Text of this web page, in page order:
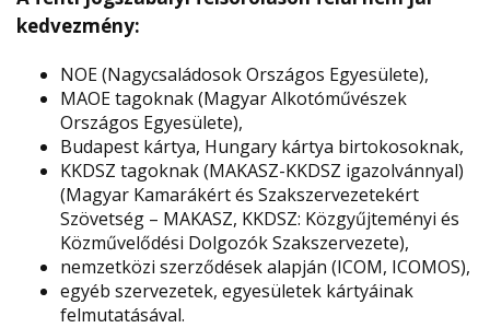
kedvezmény:
NOE (Nagycsaládosok Országos Egyesülete),
MAOE tagoknak (Magyar Alkotóművészek
Országos Egyesülete),
Budapest kártya, Hungary kártya birtokosoknak,
KKDSZ tagoknak (MAKASZ-KKDSZ igazolvánnyal)
(Magyar Kamarákért és Szakszervezetekért
Szövetség – MAKASZ, KKDSZ: Közgyűjteményi és
Közművelődési Dolgozók Szakszervezete),
nemzetközi szerződések alapján (ICOM, ICOMOS),
egyéb szervezetek, egyesületek kártyáinak
felmutatásával.